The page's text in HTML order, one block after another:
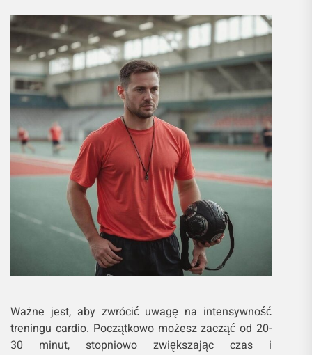
Ważne jest, aby zwrócić uwagę na intensywność
treningu cardio. Początkowo możesz zacząć od 20-
30 minut, stopniowo zwiększając czas i